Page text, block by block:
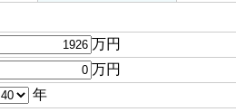
万円
万円
年